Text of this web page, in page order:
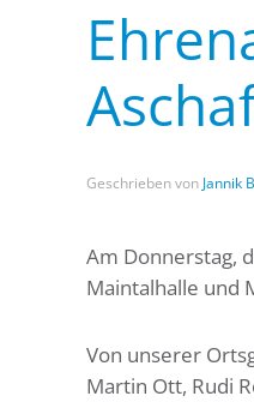
Geschrieben von Jannik
Am Donnerstag,
Maintalhalle und
Von unserer
Martin Ott, Rudi